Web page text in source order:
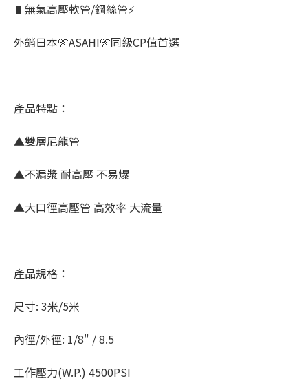
🔋無氣高壓軟管/鋼絲管⚡
外銷日本🎌ASAHI🎌同級CP值首選
產品特點：
▲雙層尼龍管
▲不漏漿 耐高壓 不易爆
▲大口徑高壓管 高效率 大流量
產品規格：
尺寸: 3米/5米
內徑/外徑: 1/8" / 8.5
工作壓力(W.P.) 4500PSI